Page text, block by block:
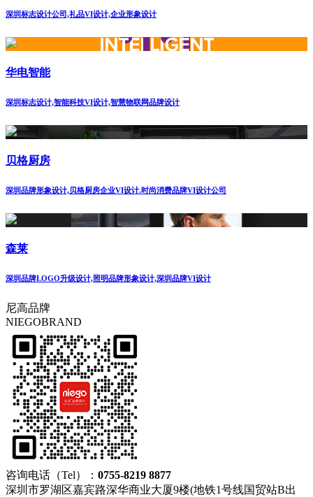
深圳标志设计公司,礼品VI设计,企业形象设计
华电智能
深圳标志设计,智能科技VI设计,智慧物联网品牌设计
贝格厨房
深圳品牌形象设计,贝格厨房企业VI设计.时尚消费品牌VI设计公司
森莱
深圳品牌LOGO升级设计,照明品牌形象设计,深圳品牌VI设计
尼高品牌
NIEGOBRAND
咨询电话（Tel）： 0755-8219 8877
深圳市罗湖区嘉宾路深华商业大厦9楼(地铁1号线国贸站B出